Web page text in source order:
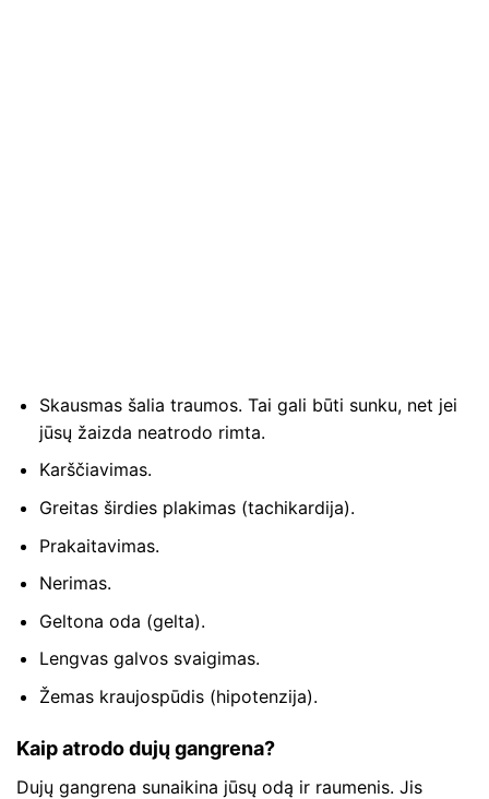
Skausmas šalia traumos. Tai gali būti sunku, net jei
jūsų žaizda neatrodo rimta.
Karščiavimas.
Greitas širdies plakimas (tachikardija).
Prakaitavimas.
Nerimas.
Geltona oda (gelta).
Lengvas galvos svaigimas.
Žemas kraujospūdis (hipotenzija).
Kaip atrodo dujų gangrena?
Dujų gangrena sunaikina jūsų odą ir raumenis. Jis